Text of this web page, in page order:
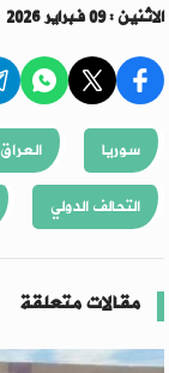
الاثنين : 09 فبراير 2026
سوريا العراق
التحالف الدولي
مقالات متعلقة